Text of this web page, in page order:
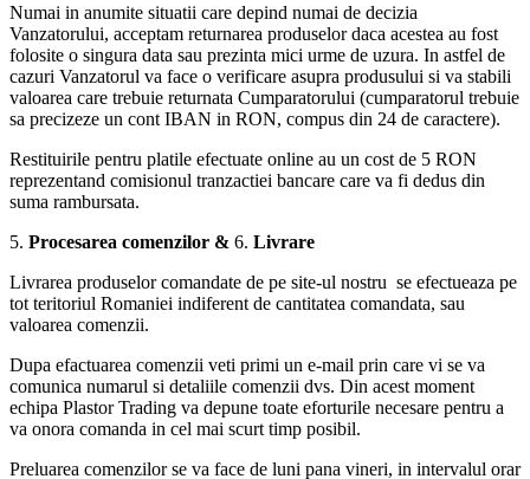
Numai in anumite situatii care depind numai de decizia
Vanzatorului, acceptam returnarea produselor daca acestea au fost
folosite o singura data sau prezinta mici urme de uzura. In astfel de
cazuri Vanzatorul va face o verificare asupra produsului si va stabili
valoarea care trebuie returnata Cumparatorului (cumparatorul trebuie
sa precizeze un cont IBAN in RON, compus din 24 de caractere).
Restituirile pentru platile efectuate online au un cost de 5 RON
reprezentand comisionul tranzactiei bancare care va fi dedus din
suma rambursata.
5. Procesarea comenzilor & 6. Livrare
Livrarea produselor comandate de pe site-ul nostru se efectueaza pe
tot teritoriul Romaniei indiferent de cantitatea comandata, sau
valoarea comenzii.
Dupa efactuarea comenzii veti primi un e-mail prin care vi se va
comunica numarul si detaliile comenzii dvs. Din acest moment
echipa Plastor Trading va depune toate eforturile necesare pentru a
va onora comanda in cel mai scurt timp posibil.
Preluarea comenzilor se va face de luni pana vineri, in intervalul orar